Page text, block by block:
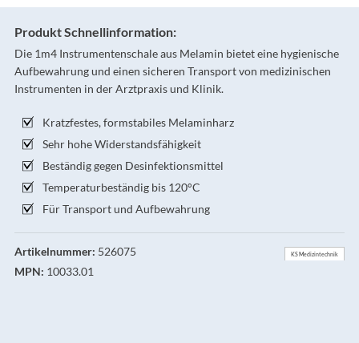
Produkt Schnellinformation:
Die 1m4 Instrumentenschale aus Melamin bietet eine hygienische
Aufbewahrung und einen sicheren Transport von medizinischen
Instrumenten in der Arztpraxis und Klinik.
Kratzfestes, formstabiles Melaminharz
Sehr hohe Widerstandsfähigkeit
Beständig gegen Desinfektionsmittel
Temperaturbeständig bis 120°C
Für Transport und Aufbewahrung
Artikelnummer: 526075
MPN: 10033.01
KS Medizintechnik